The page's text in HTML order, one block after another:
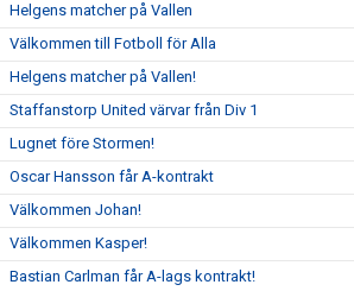
Helgens matcher på Vallen
Välkommen till Fotboll för Alla
Helgens matcher på Vallen!
Staffanstorp United värvar från Div 1
Lugnet före Stormen!
Oscar Hansson får A-kontrakt
Välkommen Johan!
Välkommen Kasper!
Bastian Carlman får A-lags kontrakt!